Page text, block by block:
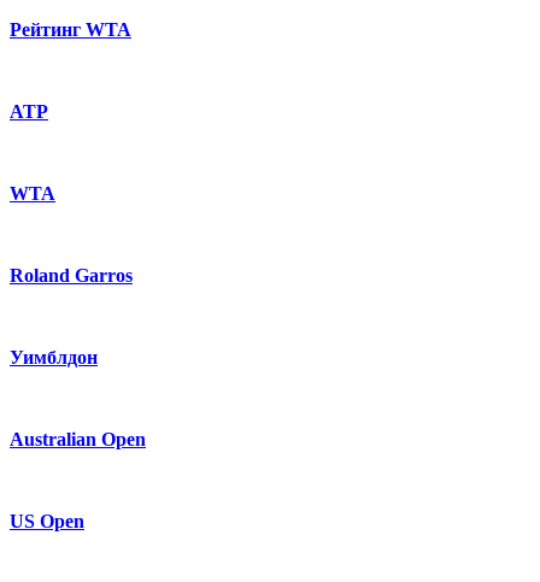
Рейтинг WTA
ATP
WTA
Roland Garros
Уимблдон
Australian Open
US Open